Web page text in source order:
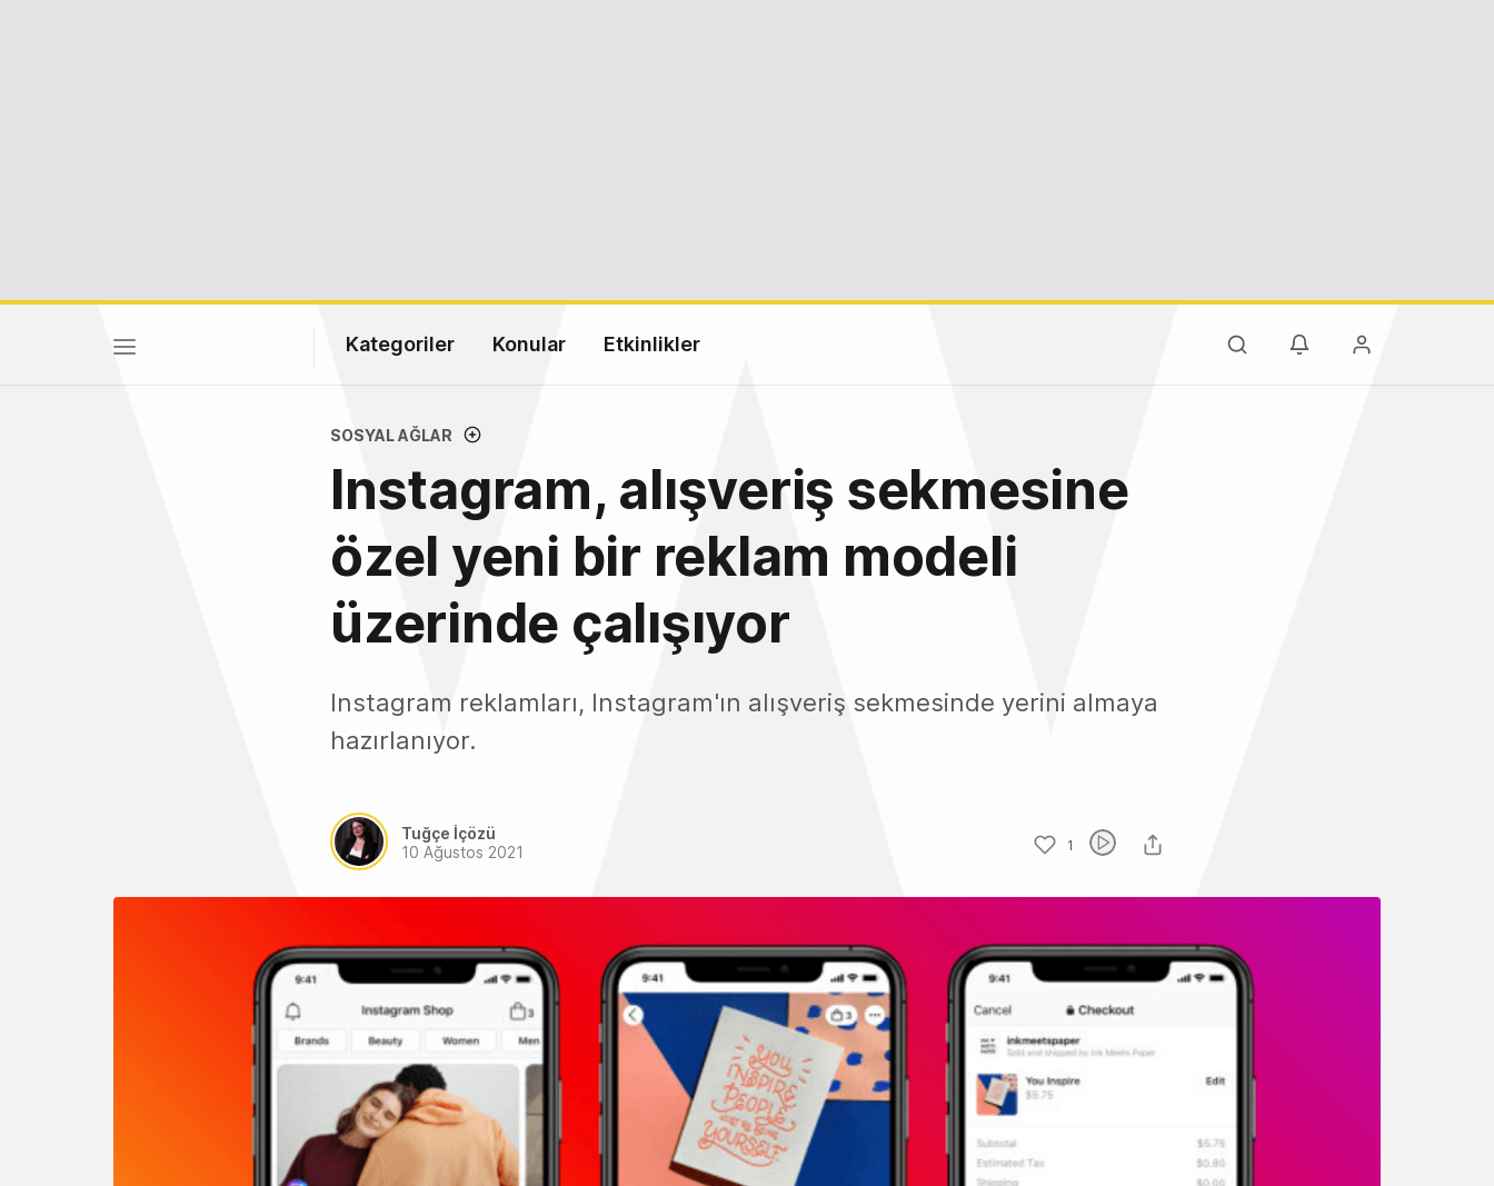
Kategoriler Konular Etkinlikler
SOSYAL AĞLAR
Instagram, alışveriş sekmesine
özel yeni bir reklam modeli
üzerinde çalışıyor
Instagram reklamları, Instagram'ın alışveriş sekmesinde yerini almaya
hazırlanıyor.
Tuğçe İçözü
10 Ağustos 2021
1